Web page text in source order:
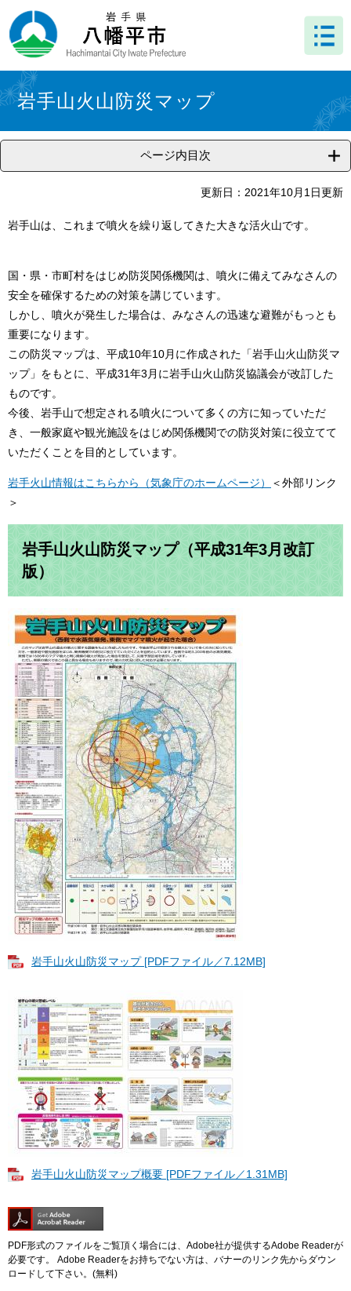
ー
ジ
先
頭
で
。
ニ
ュ
を
飛
ば
て
文
文 岩手山火山防災マップ
ページ内目次
更新日：2021年10月1日更新
岩手山は、これまで噴火を繰り返してきた大きな活火山です。
国・県・市町村をはじめ防災関係機関は、噴火に備えてみなさんの
安全を確保するための対策を講じています。
しかし、噴火が発生した場合は、みなさんの迅速な避難がもっとも
重要になります。
この防災マップは、平成10年10月に作成された「岩手山火山防災マ
ップ」をもとに、平成31年3月に岩手山火山防災協議会が改訂した
ものです。
今後、岩手山で想定される噴火について多くの方に知っていただ
き、一般家庭や観光施設をはじめ関係機関での防災対策に役立てて
いただくことを目的としています。
岩手火山情報はこちらから（気象庁のホームページ）
＜外部リンク
＞
岩手山火山防災マップ（平成31年3月改訂
版）
岩手山火山防災マップ [PDFファイル／7.12MB]
岩手山火山防災マップ概要 [PDFファイル／1.31MB]
PDF形式のファイルをご覧頂く場合には、Adobe社が提供するAdobe Readerが
必要です。
Adobe Readerをお持ちでない方は、バナーのリンク先からダウン
ロードして下さい。(無料)